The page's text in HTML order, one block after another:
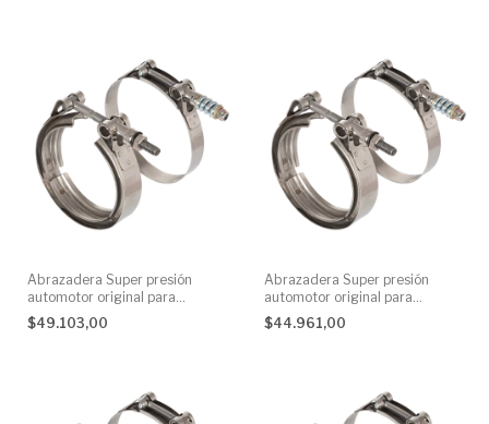
Abrazadera Super presión
automotor original para
Volkswagen Motores Cummins
Camiones
$49.103,00
Abrazadera Super presión
automotor original para
Cummins motor camiones
$44.961,00